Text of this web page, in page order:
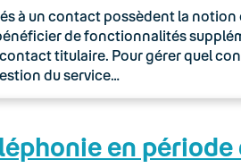
à un contact possèdent la
de fonctionnalités
titulaire. Pour gérer quel
du service…
en période